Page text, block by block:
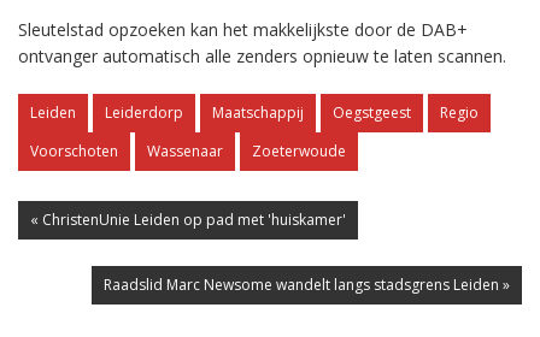
Sleutelstad opzoeken kan het makkelijkste door de DAB+
ontvanger automatisch alle zenders opnieuw te laten scannen.
Leiden Leiderdorp Maatschappij Oegstgeest
Regio
Voorschoten
Wassenaar Zoeterwoude
« ChristenUnie Leiden op pad met 'huiskamer'
Raadslid Marc Newsome wandelt langs stadsgrens Leiden »